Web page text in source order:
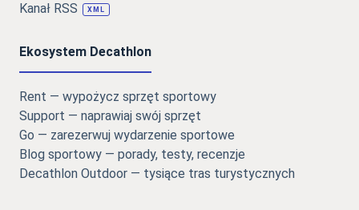
Kanał RSS
XML
Ekosystem Decathlon
Rent — wypożycz sprzęt sportowy
Support — naprawiaj swój sprzęt
Go — zarezerwuj wydarzenie sportowe
Blog sportowy — porady, testy, recenzje
Decathlon Outdoor — tysiące tras turystycznych